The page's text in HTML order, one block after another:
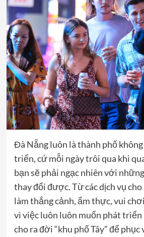
Đà Nẵng luôn là thành phố
triển, cứ mỗi ngày trôi qua khi
bạn sẽ phải ngạc nhiên với
thay đổi được. Từ các dịch vụ cho
làm thắng cảnh, ẩm thực, vui
vì việc luôn luôn muốn phát triển
cho ra đời “khu phố Tây” để phục